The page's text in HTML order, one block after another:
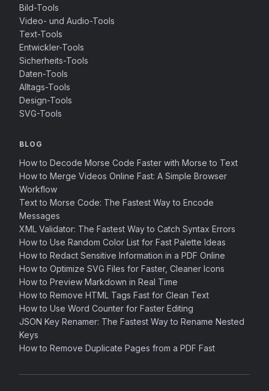
Bild-Tools
Video- und Audio-Tools
Text-Tools
Entwickler-Tools
Sicherheits-Tools
Daten-Tools
Alltags-Tools
Design-Tools
SVG-Tools
BLOG
How to Decode Morse Code Faster with Morse to Text
How to Merge Videos Online Fast: A Simple Browser
Workflow
Text to Morse Code: The Fastest Way to Encode
Messages
XML Validator: The Fastest Way to Catch Syntax Errors
How to Use Random Color List for Fast Palette Ideas
How to Redact Sensitive Information in a PDF Online
How to Optimize SVG Files for Faster, Cleaner Icons
How to Preview Markdown in Real Time
How to Remove HTML Tags Fast for Clean Text
How to Use Word Counter for Faster Editing
JSON Key Renamer: The Fastest Way to Rename Nested
Keys
How to Remove Duplicate Pages from a PDF Fast